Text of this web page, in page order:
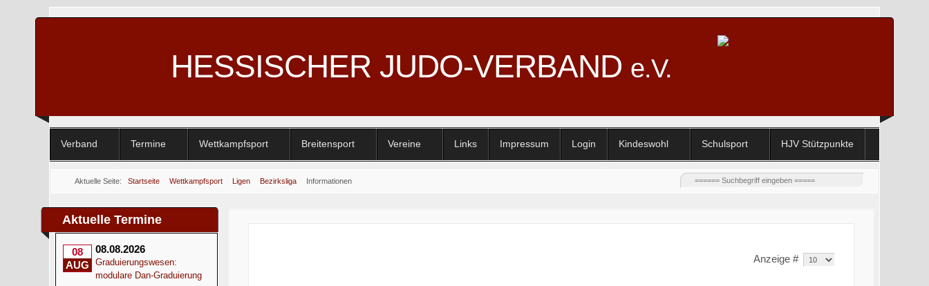
HESSISCHER JUDO-VERBAND e.V.
Verband Termine Wettkampfsport Breitensport Vereine Links Impressum Login Kindeswohl Schulsport HJV Stützpunkte
Aktuelle Seite:Startseite Wettkampfsport Ligen Bezirksliga Informationen
Aktuelle Termine
08
AUG
08.08.2026
Graduierungswesen:
modulare Dan-Graduierung
Anzeige #